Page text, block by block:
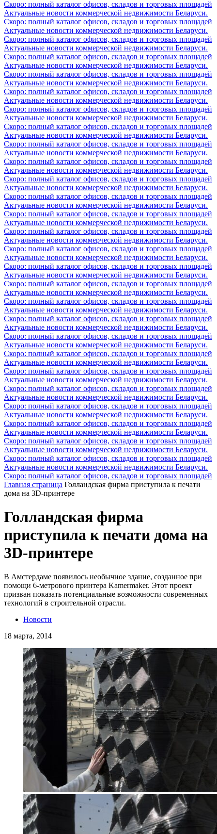
Скоро: полный каталог офисов, складов и торговых площадей
Актуальные новости коммерческой недвижимости Беларуси.
Скоро: полный каталог офисов, складов и торговых площадей
Актуальные новости коммерческой недвижимости Беларуси.
Скоро: полный каталог офисов, складов и торговых площадей
Актуальные новости коммерческой недвижимости Беларуси.
Скоро: полный каталог офисов, складов и торговых площадей
Актуальные новости коммерческой недвижимости Беларуси.
Скоро: полный каталог офисов, складов и торговых площадей
Актуальные новости коммерческой недвижимости Беларуси.
Скоро: полный каталог офисов, складов и торговых площадей
Актуальные новости коммерческой недвижимости Беларуси.
Скоро: полный каталог офисов, складов и торговых площадей
Актуальные новости коммерческой недвижимости Беларуси.
Скоро: полный каталог офисов, складов и торговых площадей
Актуальные новости коммерческой недвижимости Беларуси.
Скоро: полный каталог офисов, складов и торговых площадей
Актуальные новости коммерческой недвижимости Беларуси.
Скоро: полный каталог офисов, складов и торговых площадей
Актуальные новости коммерческой недвижимости Беларуси.
Скоро: полный каталог офисов, складов и торговых площадей
Актуальные новости коммерческой недвижимости Беларуси.
Скоро: полный каталог офисов, складов и торговых площадей
Актуальные новости коммерческой недвижимости Беларуси.
Скоро: полный каталог офисов, складов и торговых площадей
Актуальные новости коммерческой недвижимости Беларуси.
Скоро: полный каталог офисов, складов и торговых площадей
Актуальные новости коммерческой недвижимости Беларуси.
Скоро: полный каталог офисов, складов и торговых площадей
Актуальные новости коммерческой недвижимости Беларуси.
Скоро: полный каталог офисов, складов и торговых площадей
Актуальные новости коммерческой недвижимости Беларуси.
Скоро: полный каталог офисов, складов и торговых площадей
Актуальные новости коммерческой недвижимости Беларуси.
Скоро: полный каталог офисов, складов и торговых площадей
Актуальные новости коммерческой недвижимости Беларуси.
Скоро: полный каталог офисов, складов и торговых площадей
Актуальные новости коммерческой недвижимости Беларуси.
Скоро: полный каталог офисов, складов и торговых площадей
Актуальные новости коммерческой недвижимости Беларуси.
Скоро: полный каталог офисов, складов и торговых площадей
Актуальные новости коммерческой недвижимости Беларуси.
Скоро: полный каталог офисов, складов и торговых площадей
Актуальные новости коммерческой недвижимости Беларуси.
Скоро: полный каталог офисов, складов и торговых площадей
Актуальные новости коммерческой недвижимости Беларуси.
Скоро: полный каталог офисов, складов и торговых площадей
Актуальные новости коммерческой недвижимости Беларуси.
Скоро: полный каталог офисов, складов и торговых площадей
Актуальные новости коммерческой недвижимости Беларуси.
Скоро: полный каталог офисов, складов и торговых площадей
Актуальные новости коммерческой недвижимости Беларуси.
Скоро: полный каталог офисов, складов и торговых площадей
Актуальные новости коммерческой недвижимости Беларуси.
Скоро: полный каталог офисов, складов и торговых площадей
Главная страница Голландская фирма приступила к печати
дома на 3D-принтере
Голландская фирма
приступила к печати дома на
3D-принтере
В Амстердаме появилось необычное здание, созданное при
помощи 6-метрового принтера Kamermaker. Этот проект
призван показать потенциальные возможности современных
технологий в строительной отрасли.
Новости
18 марта, 2014